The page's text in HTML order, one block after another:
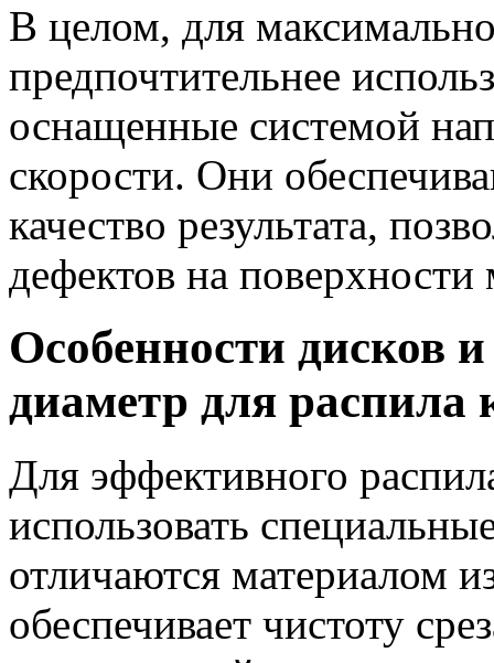
В целом, для
предпочтительнее
оснащенные системой
скорости. Они
качество результата,
дефектов на поверхности
Особенности дисков
диаметр для распила
Для эффективного
использовать
отличаются материалом
обеспечивает чистоту